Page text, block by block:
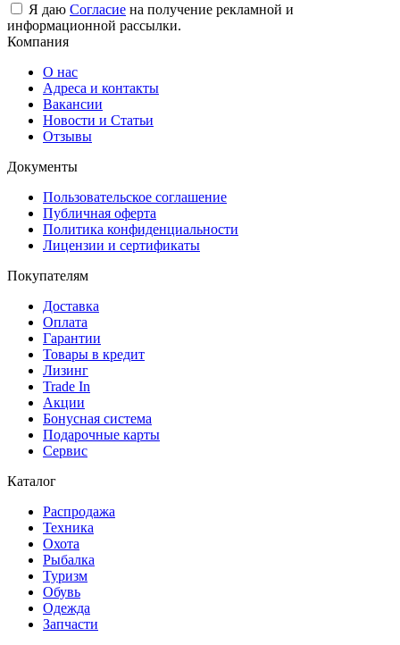
Я даю Согласие на получение рекламной и
информационной рассылки.
Компания
О нас
Адреса и контакты
Вакансии
Новости и Статьи
Отзывы
Документы
Пользовательское соглашение
Публичная оферта
Политика конфиденциальности
Лицензии и сертификаты
Покупателям
Доставка
Оплата
Гарантии
Товары в кредит
Лизинг
Trade In
Акции
Бонусная система
Подарочные карты
Сервис
Каталог
Распродажа
Техника
Охота
Рыбалка
Туризм
Обувь
Одежда
Запчасти